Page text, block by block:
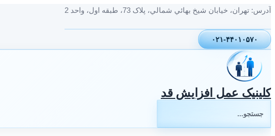
پرش
محتوا
آدرس: تهران، خيابان شيخ بهائي شمالي، پلاک 73، طبقه اول، واحد 2
۰۲۱-۴۴۰۱۰۵۷۰
کلینیک عمل افزایش قد